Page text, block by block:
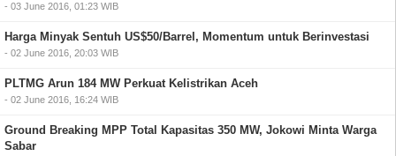
- 03 June 2016, 01:23 WIB
Harga Minyak Sentuh US$50/Barrel, Momentum untuk Berinvestasi
- 02 June 2016, 20:03 WIB
PLTMG Arun 184 MW Perkuat Kelistrikan Aceh
- 02 June 2016, 16:24 WIB
Ground Breaking MPP Total Kapasitas 350 MW, Jokowi Minta Warga
Sabar